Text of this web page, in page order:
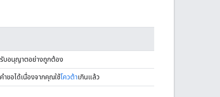
รับอนุญาตอย่างถูกต้อง
ำขอได้เนื่องจากคุณใช้โควต้าเกินแล้ว